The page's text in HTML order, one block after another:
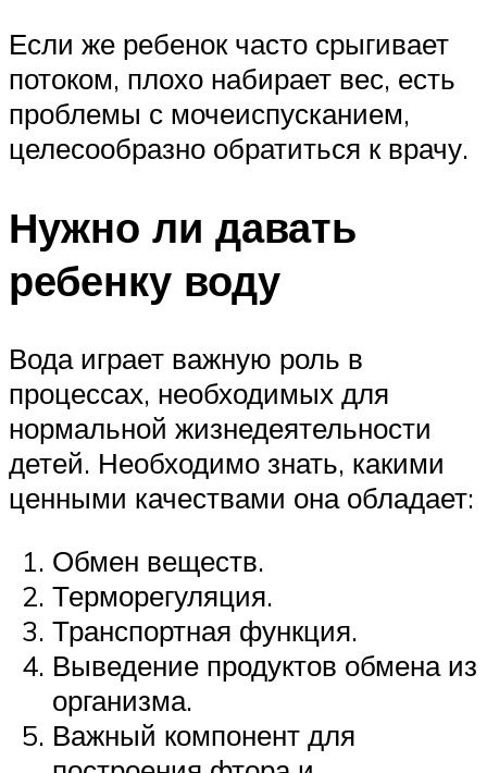
Если же ребенок часто срыгивает
потоком, плохо набирает вес, есть
проблемы с мочеиспусканием,
целесообразно обратиться к врачу.
Нужно ли давать
ребенку воду
Вода играет важную роль в
процессах, необходимых для
нормальной жизнедеятельности
детей. Необходимо знать, какими
ценными качествами она обладает:
Обмен веществ.
Терморегуляция.
Транспортная функция.
Выведение продуктов обмена из
организма.
Важный компонент для